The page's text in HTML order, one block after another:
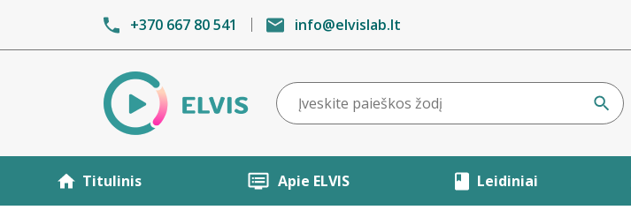
+370 667 80 541 info@elvislab.lt
Titulinis Apie ELVIS Leidiniai